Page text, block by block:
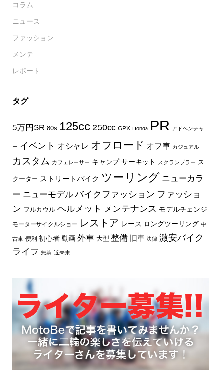
コラム
ニュース
ファッション
メンテ
レポート
タグ
5万円SR 80s 125cc 250cc GPX Honda PR アドベンチャ
ー イベント オシャレ オフロード オフ車 カジュアル
カスタム カフェレーサー キャンプ サーキット スクランブラー ス
クーター ストリートバイク ツーリング ニューカラ
ー ニューモデル バイクファッション ファッショ
ン フルカウル ヘルメット メンテナンス モデルチェンジ
モーターサイクルショー レストア レース ロングツーリング 中
古車 便利 初心者 動画 外車 大型 整備 旧車 法律 激安バイク
ライフ 無茶 近未来